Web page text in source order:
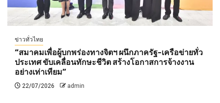
ข่าวทั่วไทย
“สมาคมเพื่อผู้บกพร่องทางจิตฯ ผนึกภาครัฐ-เครือข่ายทั่ว
ประเทศ ขับเคลื่อนทักษะชีวิต สร้างโอกาสการจ้างงาน
อย่างเท่าเทียม”
22/07/2026 admin